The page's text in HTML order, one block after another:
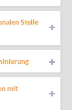
Stelle
mit